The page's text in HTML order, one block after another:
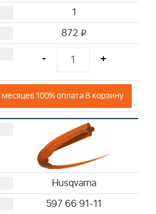
1
872 i
- +
100% оплата В корзину
Husqvarna
597 66 91-11